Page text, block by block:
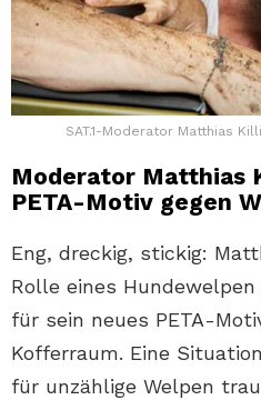
SAT.1-Moderator Matthias
Moderator Matthias
PETA-Motiv gegen
Eng, dreckig, stickig:
Rolle eines
für sein neues PETA-
Kofferraum. Eine
für unzählige Welpen